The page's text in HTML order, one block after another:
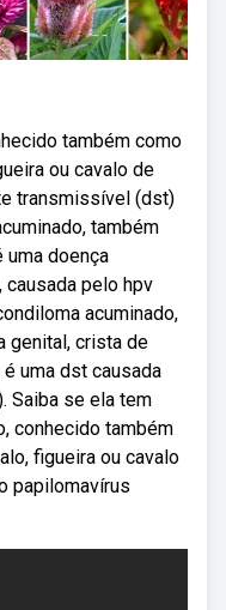
também como
ou cavalo de
transmissível (dst)
também
uma doença
pelo hpv
acuminado,
genital, crista de
uma dst causada
Saiba se ela tem
conhecido também
figueira ou cavalo
papilomavírus